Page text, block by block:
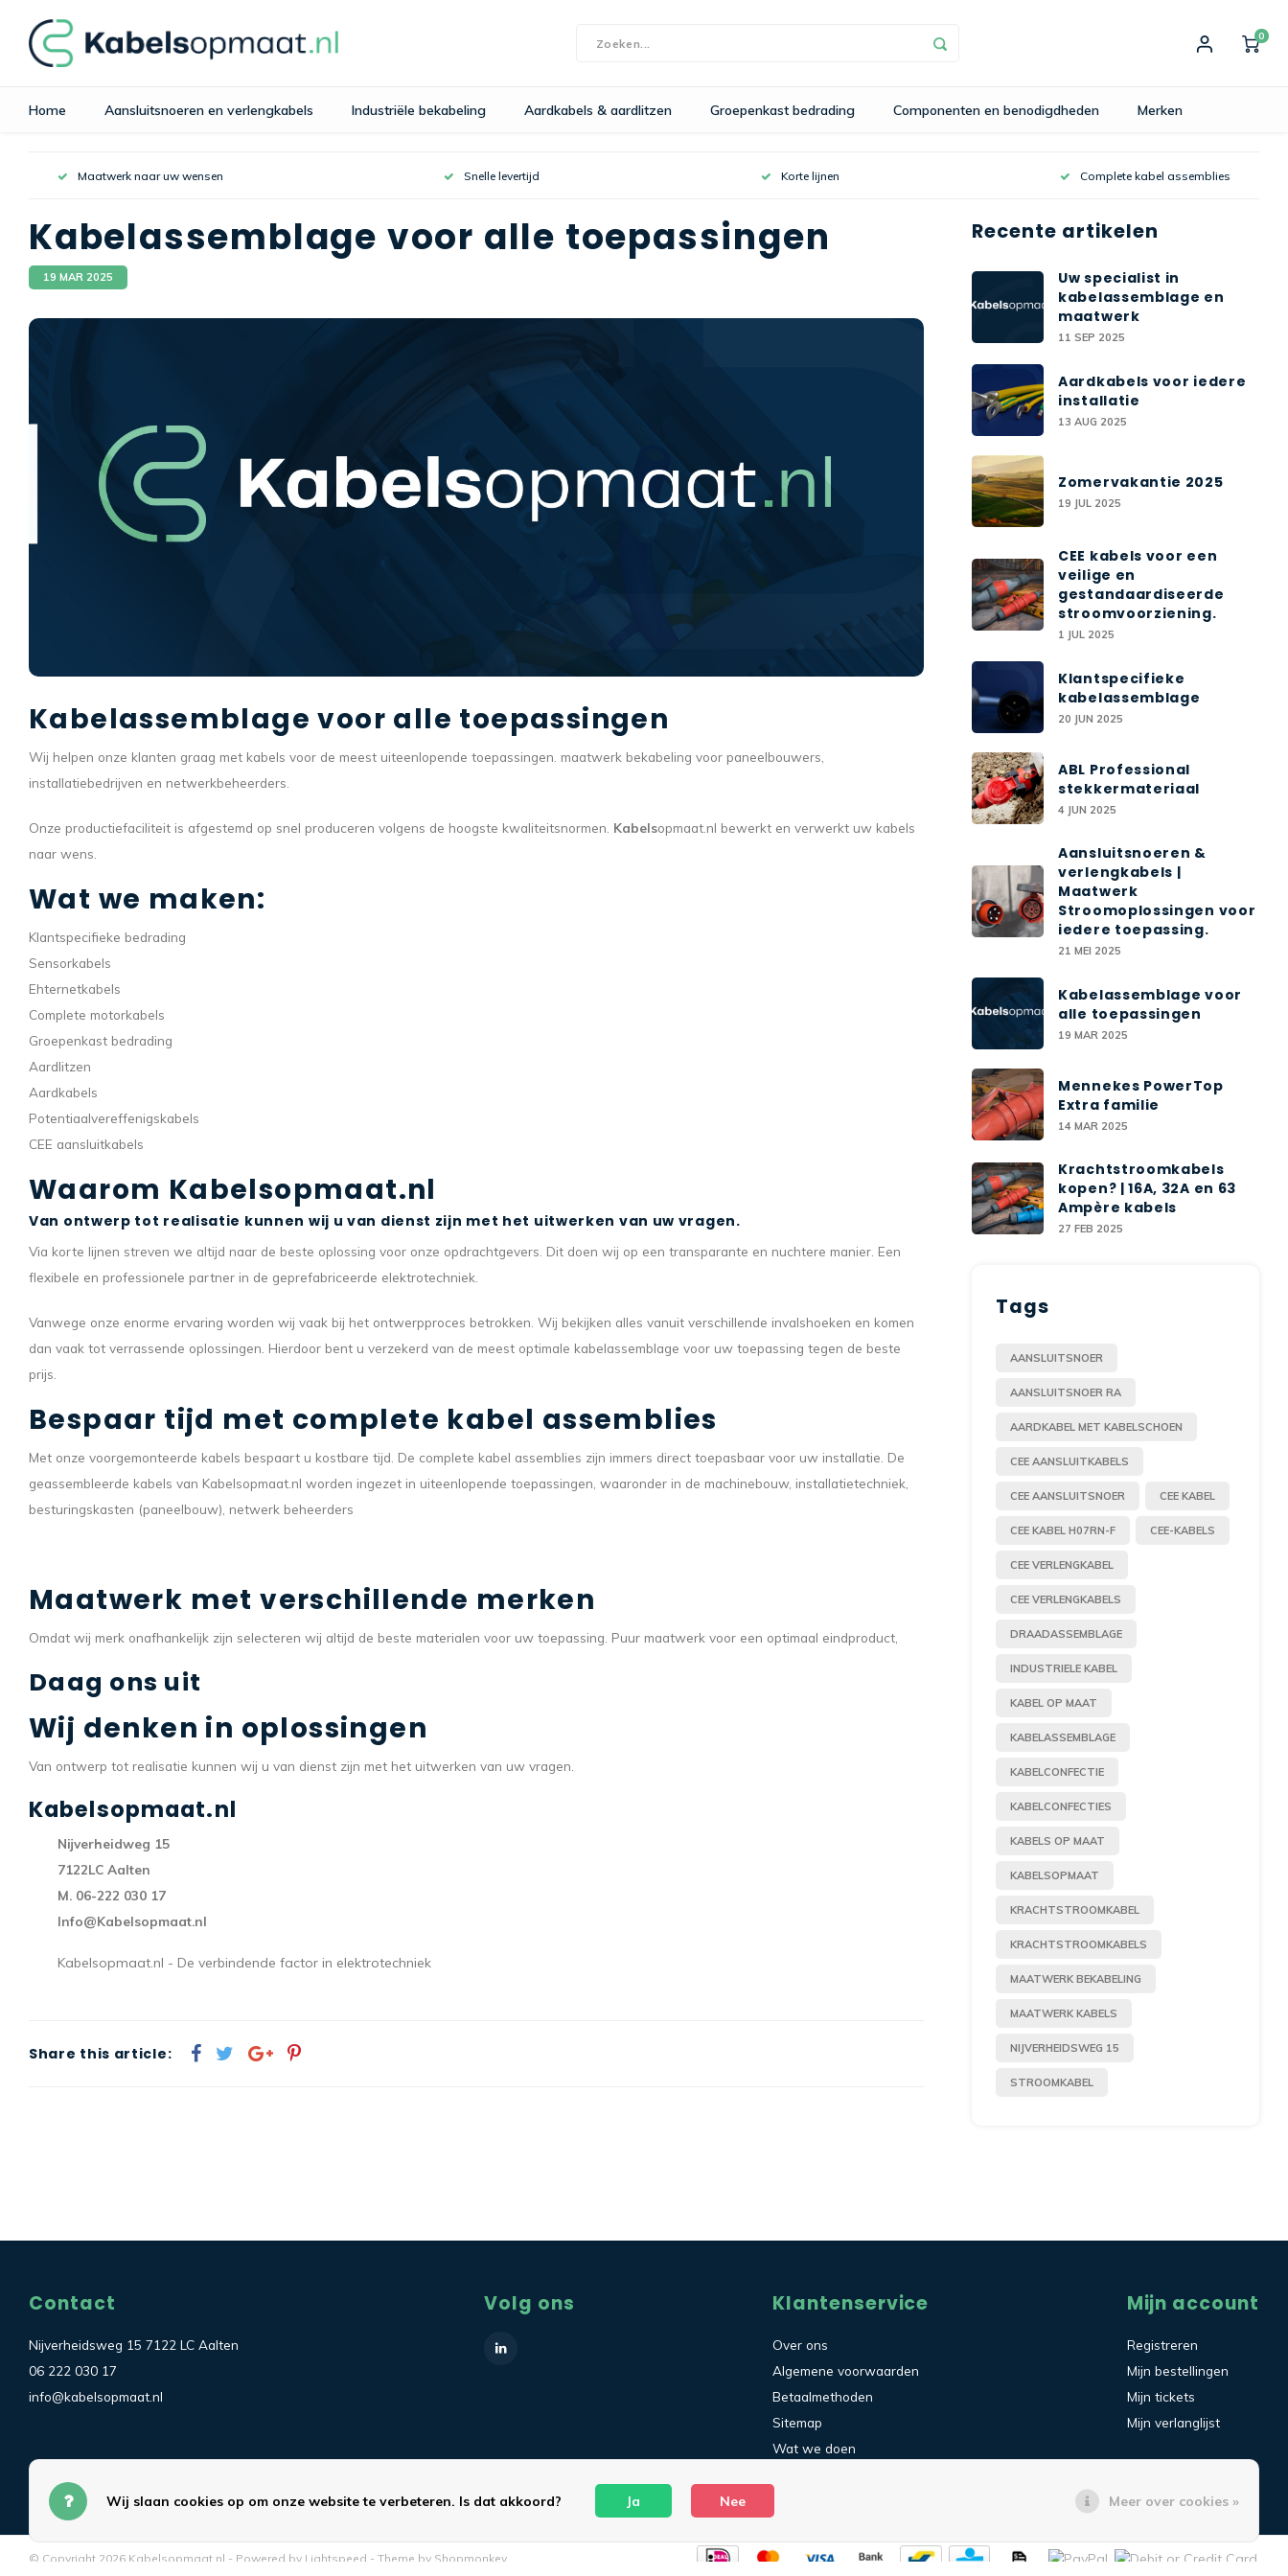
0
Home Aansluitsnoeren en verlengkabels Industriële bekabeling Aardkabels & aardlitzen Groepenkast bedrading Componenten en benodigdheden Merken
Maatwerk naar uw wensen Snelle levertijd Korte lijnen Complete kabel assemblies
Kabelassemblage voor alle toepassingen
19 MAR 2025
Kabelassemblage voor alle toepassingen
Wij helpen onze klanten graag met kabels voor de meest uiteenlopende toepassingen. maatwerk bekabeling voor paneelbouwers,
installatiebedrijven en netwerkbeheerders.
Onze productiefaciliteit is afgestemd op snel produceren volgens de hoogste kwaliteitsnormen. Kabelsopmaat.nl bewerkt en verwerkt uw kabels
naar wens.
Wat we maken:
Klantspecifieke bedrading
Sensorkabels
Ehternetkabels
Complete motorkabels
Groepenkast bedrading
Aardlitzen
Aardkabels
Potentiaalvereffenigskabels
CEE aansluitkabels
Waarom Kabelsopmaat.nl
Van ontwerp tot realisatie kunnen wij u van dienst zijn met het uitwerken van uw vragen.
Via korte lijnen streven we altijd naar de beste oplossing voor onze opdrachtgevers. Dit doen wij op een transparante en nuchtere manier. Een
flexibele en professionele partner in de geprefabriceerde elektrotechniek.
Vanwege onze enorme ervaring worden wij vaak bij het ontwerpproces betrokken. Wij bekijken alles vanuit verschillende invalshoeken en komen
dan vaak tot verrassende oplossingen. Hierdoor bent u verzekerd van de meest optimale kabelassemblage voor uw toepassing tegen de beste
prijs.
Bespaar tijd met complete kabel assemblies
Met onze voorgemonteerde kabels bespaart u kostbare tijd. De complete kabel assemblies zijn immers direct toepasbaar voor uw installatie. De
geassembleerde kabels van Kabelsopmaat.nl worden ingezet in uiteenlopende toepassingen, waaronder in de machinebouw, installatietechniek,
besturingskasten (paneelbouw), netwerk beheerders
Maatwerk met verschillende merken
Omdat wij merk onafhankelijk zijn selecteren wij altijd de beste materialen voor uw toepassing. Puur maatwerk voor een optimaal eindproduct,
Daag ons uit
Wij denken in oplossingen
Van ontwerp tot realisatie kunnen wij u van dienst zijn met het uitwerken van uw vragen.
Kabelsopmaat.nl
Nijverheidweg 15
7122LC Aalten
M. 06-222 030 17
Info@Kabelsopmaat.nl
Kabelsopmaat.nl - De verbindende factor in elektrotechniek
Share this article:
Recente artikelen
Uw specialist in
kabelassemblage en
maatwerk
11 SEP 2025
Aardkabels voor iedere
installatie
13 AUG 2025
Zomervakantie 2025
19 JUL 2025
CEE kabels voor een
veilige en
gestandaardiseerde
stroomvoorziening.
1 JUL 2025
Klantspecifieke
kabelassemblage
20 JUN 2025
ABL Professional
stekkermateriaal
4 JUN 2025
Aansluitsnoeren &
verlengkabels |
Maatwerk
Stroomoplossingen voor
iedere toepassing.
21 MEI 2025
Kabelassemblage voor
alle toepassingen
19 MAR 2025
Mennekes PowerTop
Extra familie
14 MAR 2025
Krachtstroomkabels
kopen? | 16A, 32A en 63
Ampère kabels
27 FEB 2025
Tags
AANSLUITSNOER
AANSLUITSNOER RA
AARDKABEL MET KABELSCHOEN
CEE AANSLUITKABELS
CEE AANSLUITSNOER CEE KABEL
CEE KABEL H07RN-F CEE-KABELS
CEE VERLENGKABEL
CEE VERLENGKABELS
DRAADASSEMBLAGE
INDUSTRIELE KABEL
KABEL OP MAAT
KABELASSEMBLAGE
KABELCONFECTIE
KABELCONFECTIES
KABELS OP MAAT
KABELSOPMAAT
KRACHTSTROOMKABEL
KRACHTSTROOMKABELS
MAATWERK BEKABELING
MAATWERK KABELS
NIJVERHEIDSWEG 15
STROOMKABEL
Contact
Nijverheidsweg 15 7122 LC Aalten
06 222 030 17
info@kabelsopmaat.nl
Volg ons Klantenservice
Over ons
Algemene voorwaarden
Betaalmethoden
Sitemap
Wat we doen
Mijn account
Registreren
Mijn bestellingen
Mijn tickets
Mijn verlanglijst
© Copyright 2026 Kabelsopmaat.nl - Powered by Lightspeed - Theme by Shopmonkey
Wij slaan cookies op om onze website te verbeteren. Is dat akkoord? Ja Nee Meer over cookies »